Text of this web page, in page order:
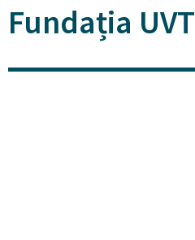
Fundația UVT